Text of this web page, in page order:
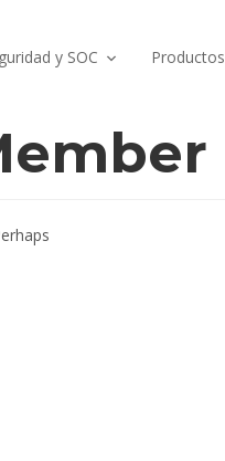
y SOC Productos